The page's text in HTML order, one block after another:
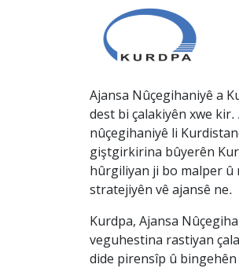
Ajansa Nûçegihaniyê a
dest bi çalakiyên xwe
nûçegihaniyê li
giştgirkirina bûyerên
hûrgiliyan ji bo malper û
stratejiyên vê ajansê ne.
Kurdpa, Ajansa
veguhestina rastiyan
dide pirensîp û